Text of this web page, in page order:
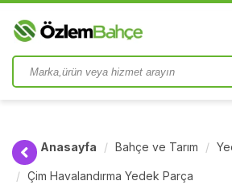
Anasayfa Bahçe ve Tarım
Çim Havalandırma Yedek Parça